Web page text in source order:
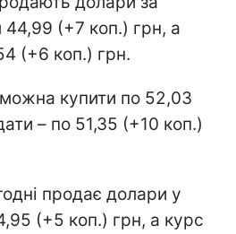
(+7 коп.) грн, а
(+6 коп.) грн.
купити по 52,03
– по 51,35 (+10 коп.)
продає долари у
(+5 коп.) грн, а курс